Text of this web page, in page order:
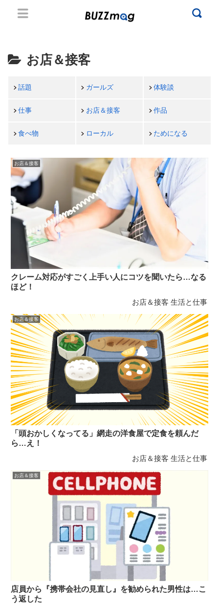
お店＆接客
話題 ガールズ 体験談
仕事 お店＆接客 作品
食べ物 ローカル ためになる
お店＆接客
クレーム対応がすごく上手い人にコツを聞いたら…なる
ほど！
お店＆接客 生活と仕事
お店＆接客
「頭おかしくなってる」網走の洋食屋で定食を頼んだ
ら…え！
お店＆接客 生活と仕事
お店＆接客
店員から『携帯会社の見直し』を勧められた男性は…こ
う返した